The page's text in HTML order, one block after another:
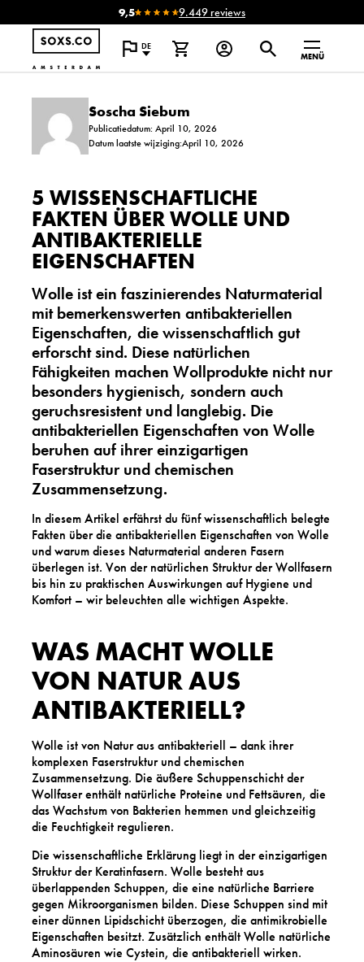
9,5 9.449 reviews
DE
MENÜ
Soscha Siebum
Publicatiedatum: April 10, 2026
Datum laatste wijziging:April 10, 2026
5 WISSENSCHAFTLICHE
FAKTEN ÜBER WOLLE UND
ANTIBAKTERIELLE
EIGENSCHAFTEN
Wolle ist ein faszinierendes Naturmaterial
mit bemerkenswerten antibakteriellen
Eigenschaften, die wissenschaftlich gut
erforscht sind. Diese natürlichen
Fähigkeiten machen Wollprodukte nicht nur
besonders hygienisch, sondern auch
geruchsresistent und langlebig. Die
antibakteriellen Eigenschaften von Wolle
beruhen auf ihrer einzigartigen
Faserstruktur und chemischen
Zusammensetzung.
In diesem Artikel erfährst du fünf wissenschaftlich belegte
Fakten über die antibakteriellen Eigenschaften von Wolle
und warum dieses Naturmaterial anderen Fasern
überlegen ist. Von der natürlichen Struktur der Wollfasern
bis hin zu praktischen Auswirkungen auf Hygiene und
Komfort – wir beleuchten alle wichtigen Aspekte.
WAS MACHT WOLLE
VON NATUR AUS
ANTIBAKTERIELL?
Wolle ist von Natur aus antibakteriell – dank ihrer
komplexen Faserstruktur und chemischen
Zusammensetzung. Die äußere Schuppenschicht der
Wollfaser enthält natürliche Proteine und Fettsäuren, die
das Wachstum von Bakterien hemmen und gleichzeitig
die Feuchtigkeit regulieren.
Die wissenschaftliche Erklärung liegt in der einzigartigen
Struktur der Keratinfasern. Wolle besteht aus
überlappenden Schuppen, die eine natürliche Barriere
gegen Mikroorganismen bilden. Diese Schuppen sind mit
einer dünnen Lipidschicht überzogen, die antimikrobielle
Eigenschaften besitzt. Zusätzlich enthält Wolle natürliche
Aminosäuren wie Cystein, die antibakteriell wirken.